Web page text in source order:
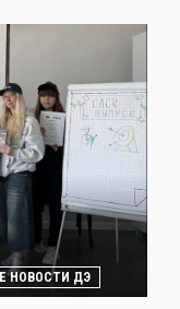
НОВОСТИ ДЭ